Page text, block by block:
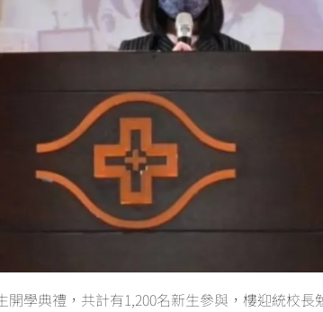
開學典禮，共計有1,200名新生參與，樓迎統校